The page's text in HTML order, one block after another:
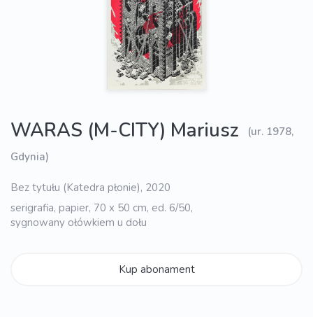
WARAS (M-CITY) Mariusz
(ur. 1978,
Gdynia)
Bez tytułu (Katedra płonie), 2020
serigrafia, papier, 70 x 50 cm, ed. 6/50,
sygnowany ołówkiem u dołu
Kup abonament